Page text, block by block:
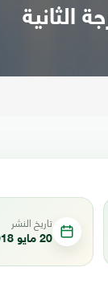
الثانية
تاريخ النشر
20 مايو 2018